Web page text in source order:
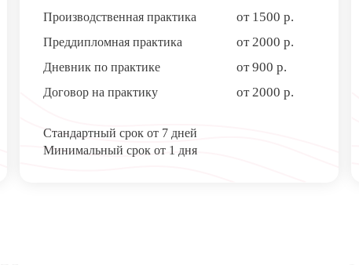
Производственная практика от 1500 р.
Преддипломная практика от 2000 р.
Дневник по практике от 900 р.
Договор на практику от 2000 р.
Стандартный срок от 7 дней
Минимальный срок от 1 дня